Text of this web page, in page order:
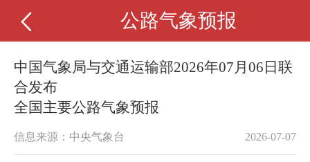
公路气象预报
中国气象局与交通运输部2026年07月06日联
合发布
全国主要公路气象预报
信息来源：中央气象台 2026-07-07